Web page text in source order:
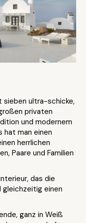
sieben ultra-schicke,
privaten
und modernem
hat man einen
herrlichen
Paare und Familien
das die
einen
ganz in Weiß